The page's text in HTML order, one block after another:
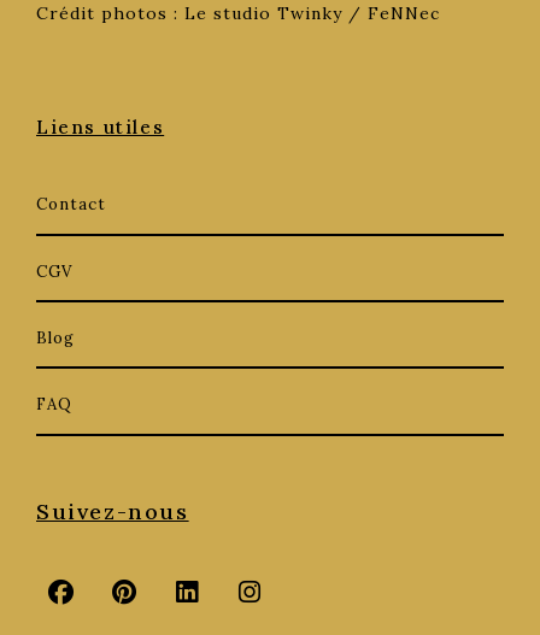
Crédit photos : Le studio Twinky / FeNNec
Liens utiles
Contact
CGV
Blog
FAQ
Suivez-nous